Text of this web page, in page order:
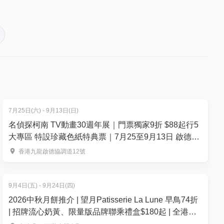
7月25日(六) - 9月13日(日)
名偵探柯南 TV動畫30週年展｜門票獨家9折 $88起行5
大專區 特設珍藏色紙特典票｜7月25至9月13日 啟德雙
子滙香港九龍啟德協調道12號
9月4日(五) - 9月24日(四)
2026中秋月餅推介 | 望月Patisserie La Lune 早鳥74折
| 招牌流心奶黃、限量版品牌聯乘禮盒$180起 | 全港多